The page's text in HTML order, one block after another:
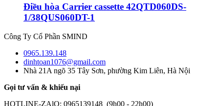
Điều hòa Carrier cassette 42QTD060DS-
1/38QUS060DT-1
Công Ty Cổ Phần SMIND
0965.139.148
dinhtoan1076@gmail.com
Nhà 21A ngõ 35 Tây Sơn, phường Kim Liên, Hà Nội
Gọi tư vấn & khiếu nại
HOTLINE-ZAlO: 0965139148 (9h00 - 22h00)